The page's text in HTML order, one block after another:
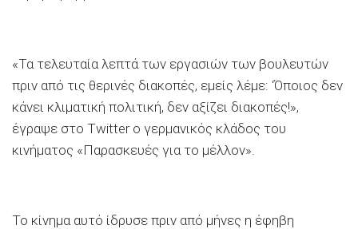
«Τα τελευταία λεπτά των εργασιών των βουλευτών
πριν από τις θερινές διακοπές, εμείς λέμε: ‘Όποιος δεν
κάνει κλιματική πολιτική, δεν αξίζει διακοπές!»,
έγραψε στο Twitter ο γερμανικός κλάδος του
κινήματος «Παρασκευές για το μέλλον».
Το κίνημα αυτό ίδρυσε πριν από μήνες η έφηβη